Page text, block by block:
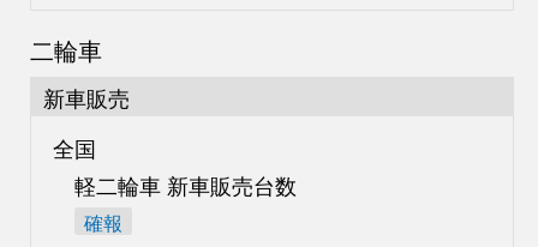
二輪車
新車販売
全国
軽二輪車 新車販売台数
確報